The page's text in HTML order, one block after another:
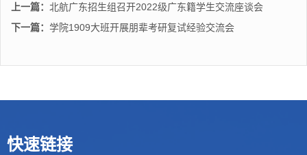
上一篇： 北航广东招生组召开2022级广东籍学生交流座谈会
下一篇： 学院1909大班开展朋辈考研复试经验交流会
快速链接